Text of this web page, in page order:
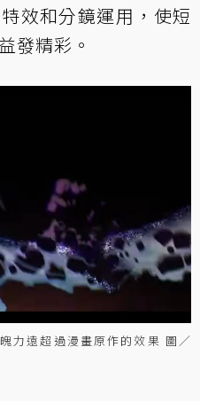
效和分鏡運用，使短
發精彩。
力遠超過漫畫原作的效果 圖／